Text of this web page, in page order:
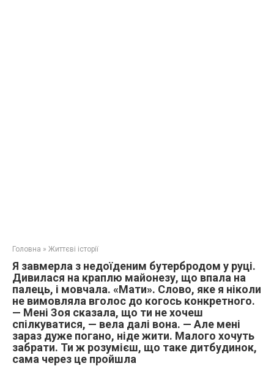
Головна » Життєві історії
Я завмерла з недоїденим бутербродом у руці.
Дивилася на краплю майонезу, що впала на
палець, і мовчала. «Мати». Слово, яке я ніколи
не вимовляла вголос до когось конкретного.
— Мені Зоя сказала, що ти не хочеш
спілкуватися, — вела далі вона. — Але мені
зараз дуже погано, ніде жити. Малого хочуть
забрати. Ти ж розумієш, що таке дитбудинок,
сама через це пройшла